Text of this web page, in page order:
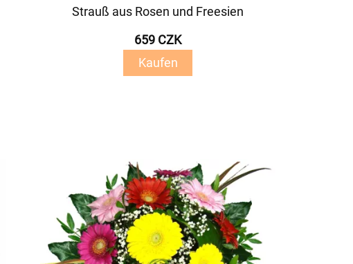
Strauß aus Rosen und Freesien
659 CZK
Kaufen